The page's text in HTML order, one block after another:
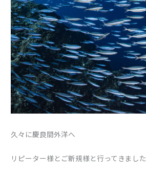
久々に慶良間外洋へ
リピーター様とご新規様と行ってきました